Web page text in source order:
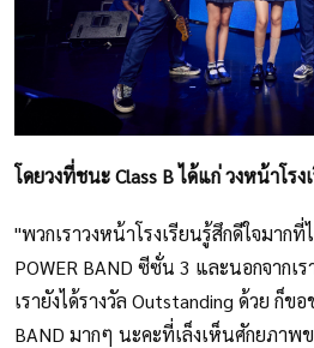
โดยวงที่ชนะ Class B ได้แก่ วงหน้าโร
"พวกเราวงหน้าโรงเรียนรู้สึกดีใจมากที่
POWER BAND ซีซั่น 3 และนอกจากเ
เรายังได้รางวัล Outstanding ด้วย ก็ข
BAND มากๆ นะคะที่เล็งเห็นศักยภาพ